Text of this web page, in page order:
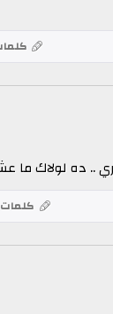
.. ده لولاك ما